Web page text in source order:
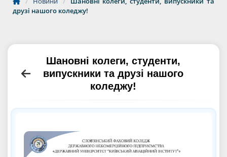
друзі нашого коледжу!
Шановні колеги, студенти,
випускники та друзі нашого
коледжу!